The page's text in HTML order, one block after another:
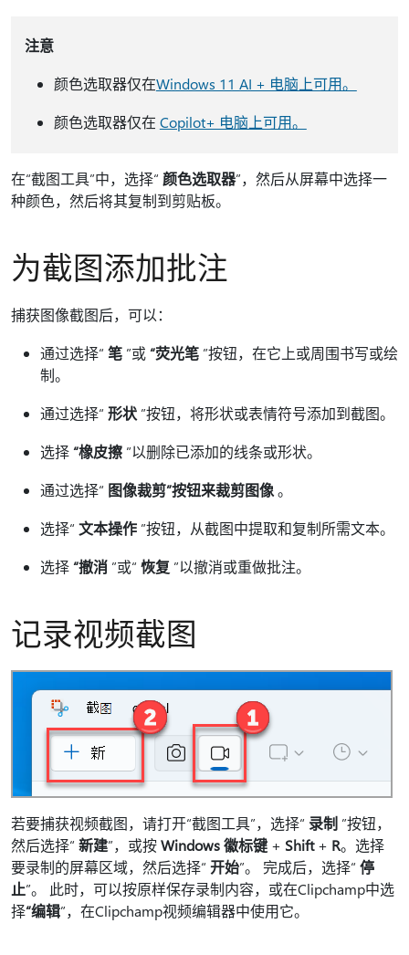
注意
颜色选取器仅在Windows 11 AI + 电脑上可用。
颜色选取器仅在 Copilot+ 电脑上可用。
在“截图工具”中，选择“ 颜色选取器”，然后从屏幕中选择一
种颜色，然后将其复制到剪贴板。
为截图添加批注
捕获图像截图后，可以：
通过选择“ 笔 ”或“荧光笔 ”按钮，在它上或周围书写或绘
制。
通过选择“ 形状 ”按钮，将形状或表情符号添加到截图。
选择“橡皮擦 ”以删除已添加的线条或形状。
通过选择“ 图像裁剪”按钮来裁剪图像。
选择“ 文本操作 ”按钮，从截图中提取和复制所需文本。
选择“撤消 ”或“ 恢复 ”以撤消或重做批注。
记录视频截图
若要捕获视频截图，请打开“截图工具”，选择“ 录制 ”按钮，
然后选择“ 新建”，或按Windows 徽标键 + Shift+ R。选择
要录制的屏幕区域，然后选择“ 开始”。 完成后，选择“ 停
止”。 此时，可以按原样保存录制内容，或在Clipchamp中选
择“编辑”，在Clipchamp视频编辑器中使用它。